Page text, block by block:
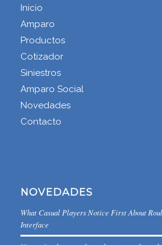
Inicio
Amparo
Productos
Cotizador
Siniestros
Amparo Social
Novedades
Contacto
NOVEDADES
What Casual Players Notice First About
Interface